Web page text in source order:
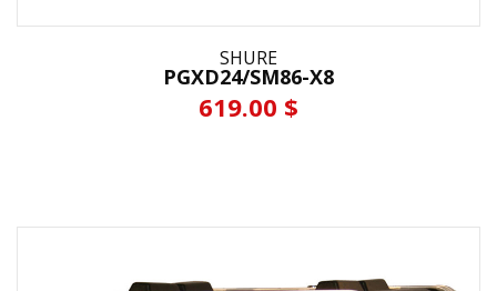
SHURE
PGXD24/SM86-X8
619.00 $